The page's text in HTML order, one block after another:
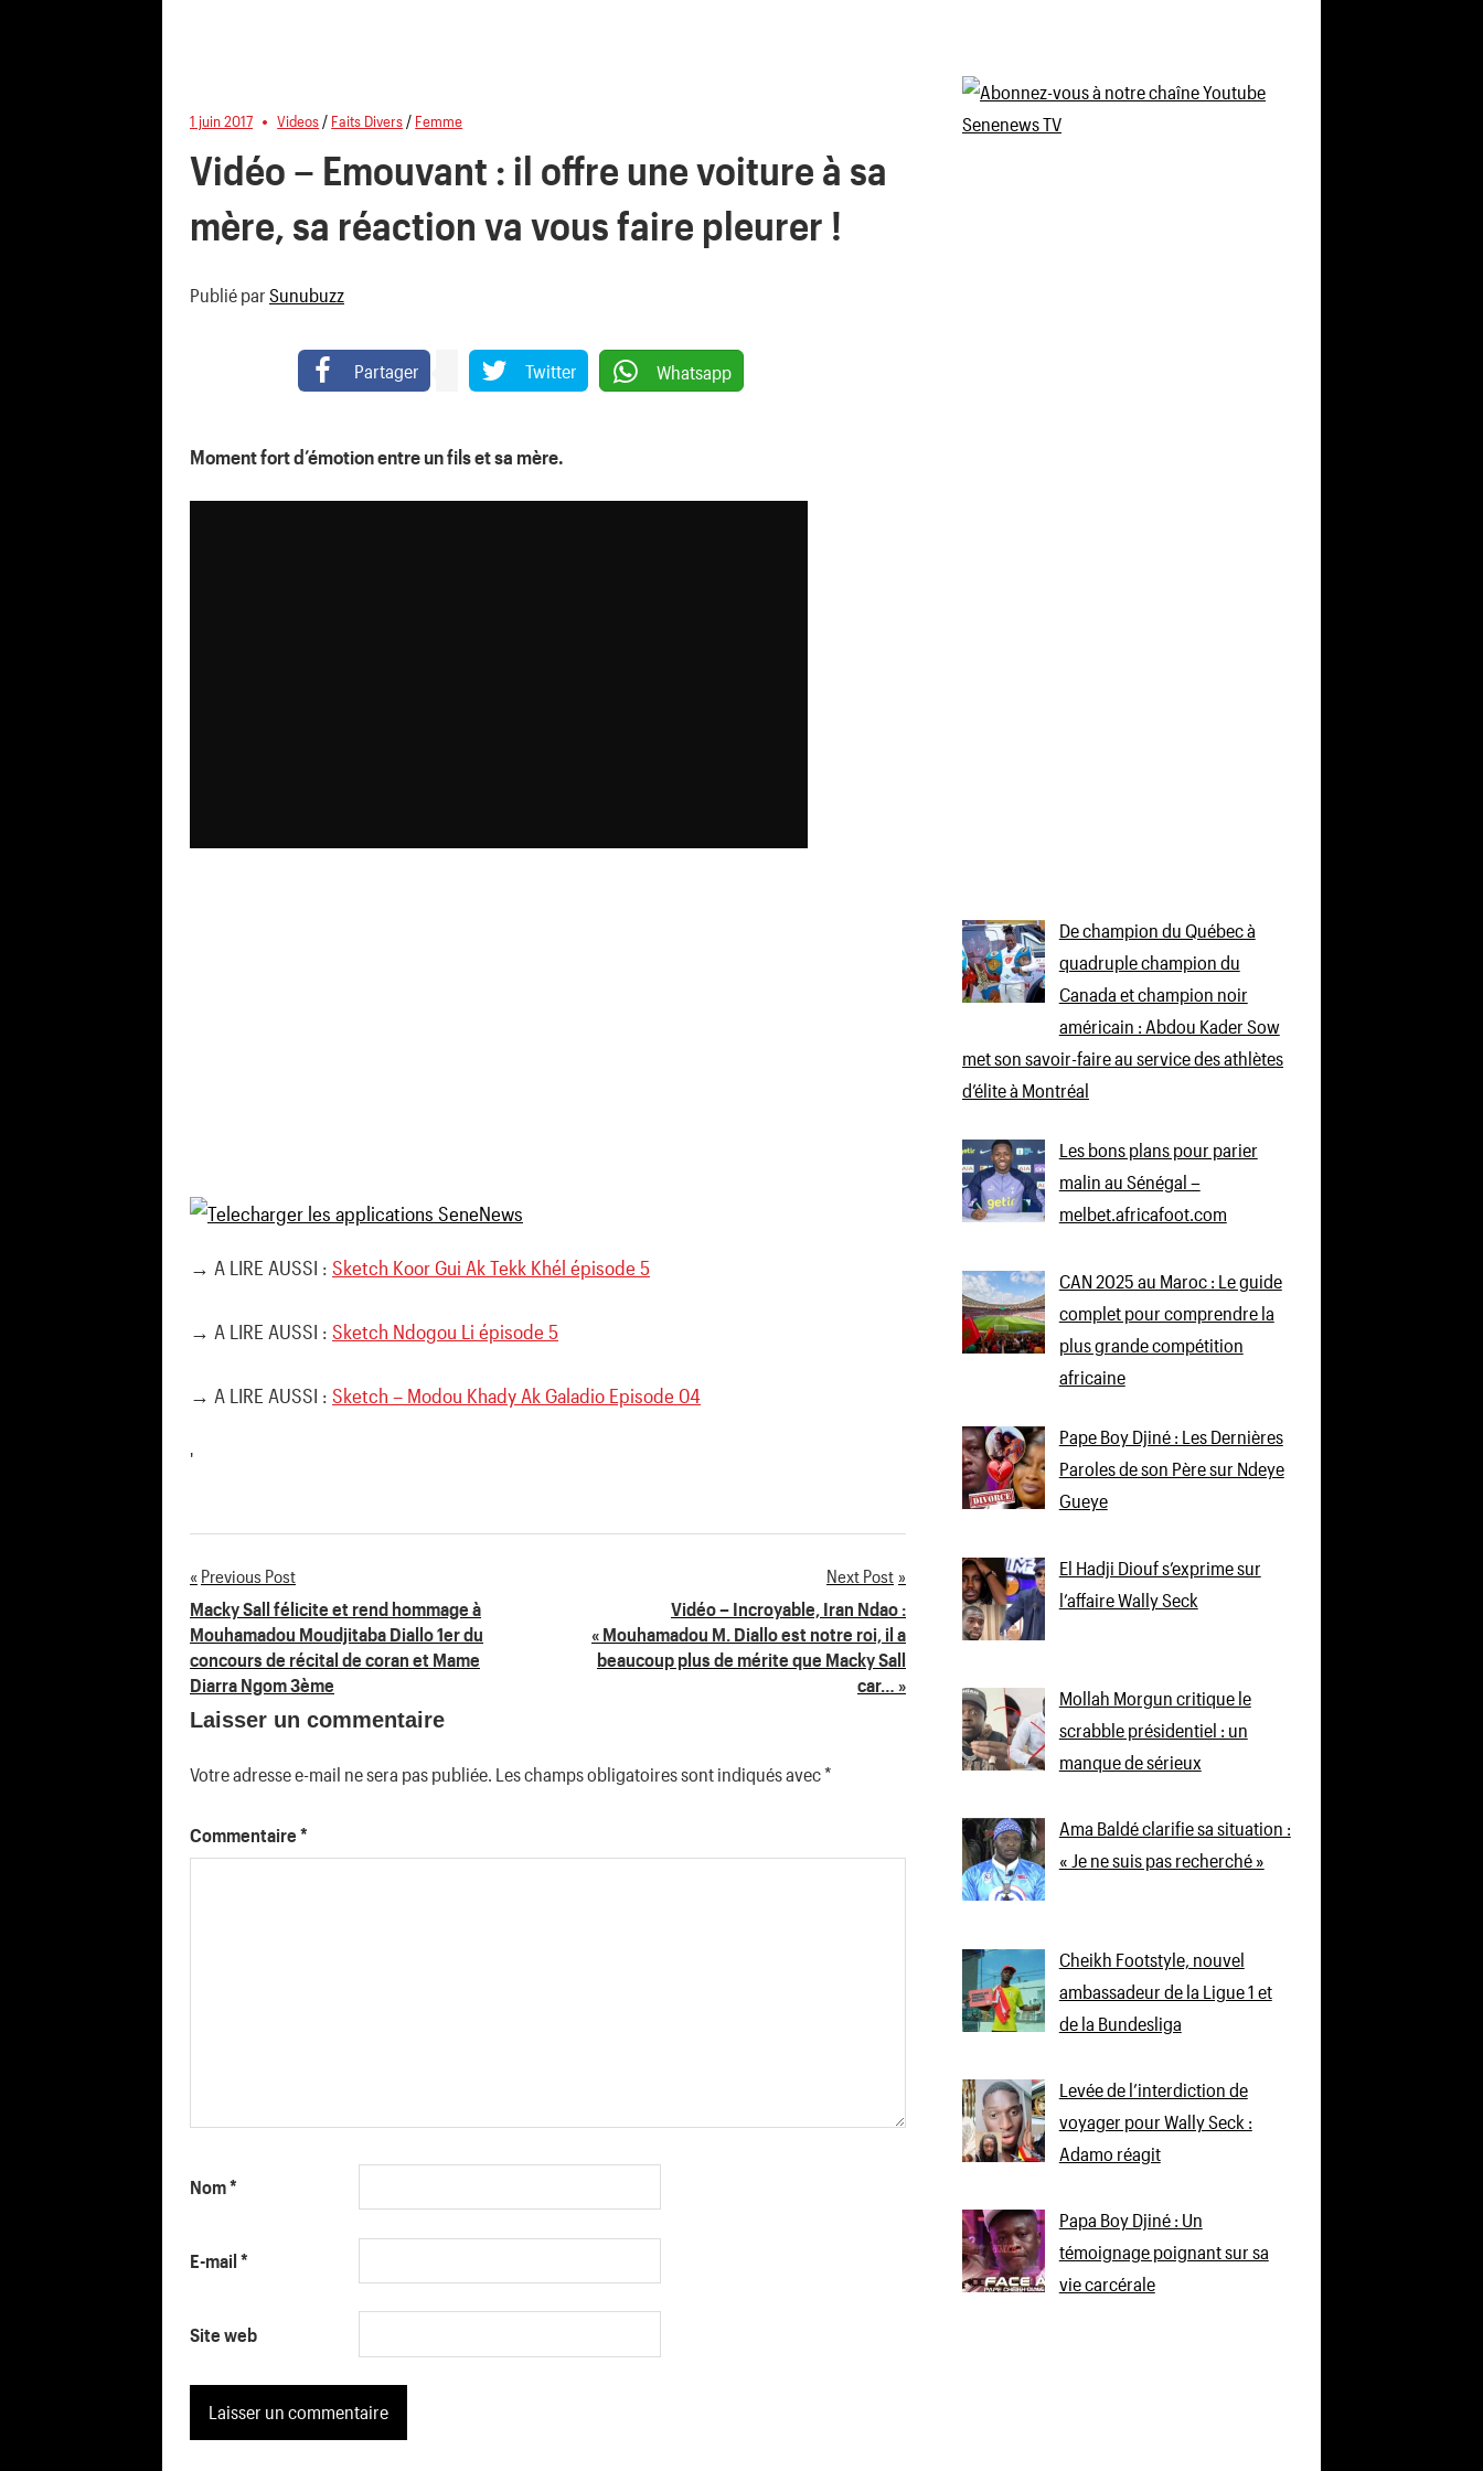
1 juin 2017 Videos / Faits Divers / Femme
Vidéo – Emouvant : il offre une voiture à sa
mère, sa réaction va vous faire pleurer !
Publié par Sunubuzz
Partager Twitter Whatsapp
Moment fort d’émotion entre un fils et sa mère.
→ A LIRE AUSSI : Sketch Koor Gui Ak Tekk Khél épisode 5
→ A LIRE AUSSI : Sketch Ndogou Li épisode 5
→ A LIRE AUSSI : Sketch – Modou Khady Ak Galadio Episode 04
'
Navigation
de
l’article
Previous Post
Macky Sall félicite et rend hommage à
Mouhamadou Moudjitaba Diallo 1er du
concours de récital de coran et Mame
Diarra Ngom 3ème
Next Post
Vidéo – Incroyable, Iran Ndao :
« Mouhamadou M. Diallo est notre roi, il a
beaucoup plus de mérite que Macky Sall
car… »
Laisser un commentaire
Votre adresse e-mail ne sera pas publiée. Les champs obligatoires sont indiqués avec*
Commentaire *
Nom*
E-mail *
Site web
De champion du Québec à
quadruple champion du
Canada et champion noir
américain : Abdou Kader Sow
met son savoir-faire au service des athlètes
d’élite à Montréal
Les bons plans pour parier
malin au Sénégal –
melbet.africafoot.com
CAN 2025 au Maroc : Le guide
complet pour comprendre la
plus grande compétition
africaine
Pape Boy Djiné : Les Dernières
Paroles de son Père sur Ndeye
Gueye
El Hadji Diouf s’exprime sur
l’affaire Wally Seck
Mollah Morgun critique le
scrabble présidentiel : un
manque de sérieux
Ama Baldé clarifie sa situation :
« Je ne suis pas recherché »
Cheikh Footstyle, nouvel
ambassadeur de la Ligue 1 et
de la Bundesliga
Levée de l’interdiction de
voyager pour Wally Seck :
Adamo réagit
Papa Boy Djiné : Un
témoignage poignant sur sa
vie carcérale